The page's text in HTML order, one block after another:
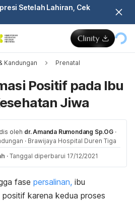
Setelah Lahiran, Cek
Kandungan Prenatal
Positif pada Ibu
Jiwa
oleh dr. Amanda Rumondang Sp.OG ·
· Brawijaya Hospital Duren Tiga
· Tanggal diperbarui 17/12/2021
fase persalinan, ibu
karena kedua proses